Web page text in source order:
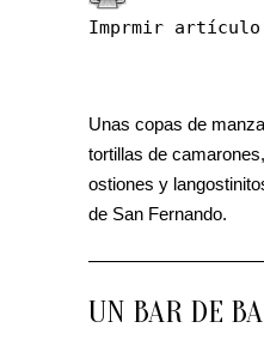
Imprmir artículo
Unas copas de
tortillas de
ostiones y
de San Fernando.
UN BAR DE